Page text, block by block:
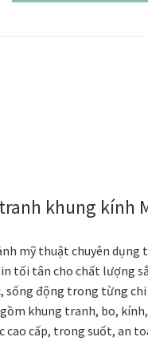
khung kính
mỹ thuật chuyên dụng
tối tân cho chất lượng
sống động trong từng
khung tranh, bo,
cao cấp, trong suốt, an